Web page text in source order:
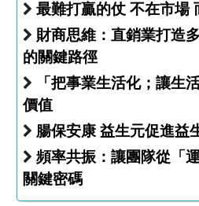
最難打贏的仗 不
財商思維：直銷業打造
的關鍵路徑
「把事業生活化；讓生
價值
腸保安康 益生元促
頻率共振：讓團隊從「
關鍵密碼